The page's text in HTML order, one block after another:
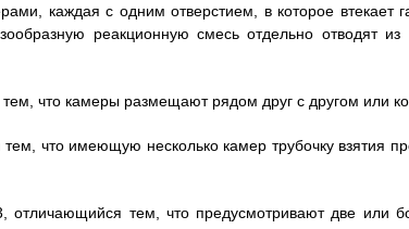
каждая с одним отверстием, в которое втекает
реакционную смесь отдельно отводят
что камеры размещают рядом друг с другом или
что имеющую несколько камер трубочку взятия
тем, что предусмотривают две или